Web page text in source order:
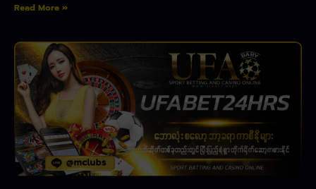
Read More »